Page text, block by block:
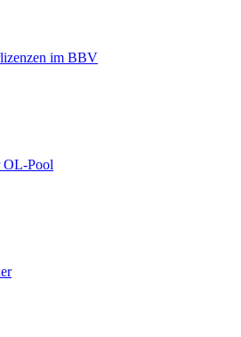
im BBV
OL-Pool